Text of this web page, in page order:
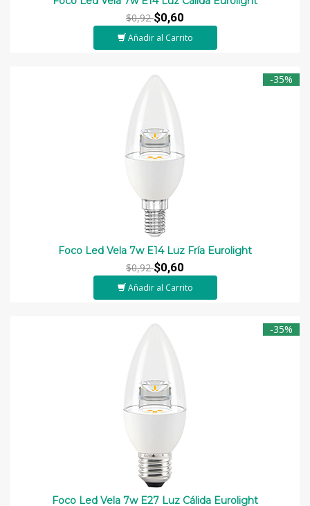
$0,92$0,60
Añadir al Carrito
-35%
Foco Led Vela 7w E14 Luz Fría Eurolight
$0,92$0,60
Añadir al Carrito
-35%
Foco Led Vela 7w E27 Luz Cálida Eurolight